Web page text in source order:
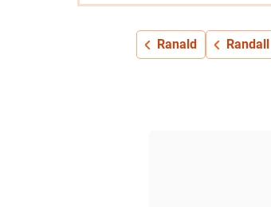
Ranald Randall